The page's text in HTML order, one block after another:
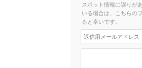
スポット情報に誤りが
いる場合は、こちらの
ると幸いです。